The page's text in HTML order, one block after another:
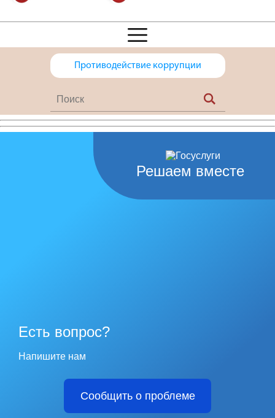
Противодействие коррупции
Решаем вместе
Есть вопрос?
Напишите нам
Сообщить о проблеме